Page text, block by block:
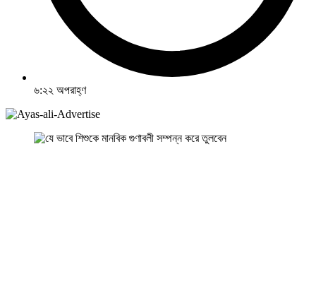
৬:২২ অপরাহ্ণ